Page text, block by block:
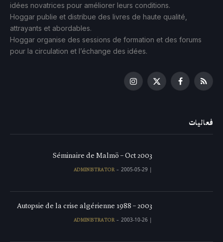
idées novatrices pour améliorer leurs conditions.
Hoggar publie et distribue des livres de haute qualité,
attrayants et abordables.
Hoggar organise des sessions de formation et des forums
pour la circulation et l’échange des idées.
RSS
Facebook
X
Instagram
فعاليات
Séminaire de Malmö – Oct 2003
|
ADMINISTRATOR 2005-05-29
Autopsie de la crise algérienne 1988 – 2003
|
ADMINISTRATOR 2003-10-26